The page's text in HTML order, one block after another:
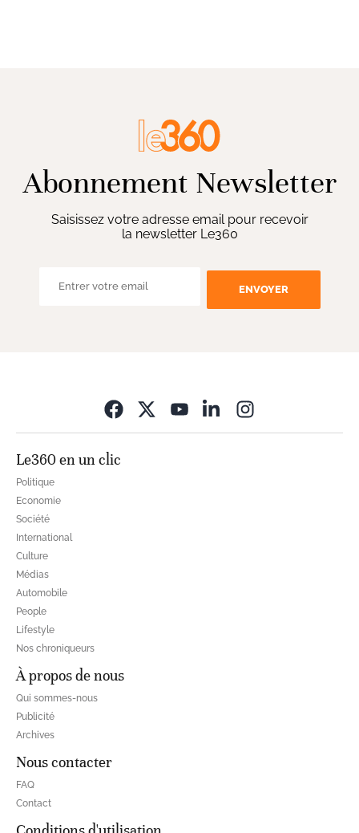
Abonnement Newsletter
Saisissez votre adresse email pour recevoir
la newsletter Le360
ENVOYER
Le360 en un clic
Politique
Economie
Société
International
Culture
Médias
Automobile
People
Lifestyle
Nos chroniqueurs
À propos de nous
Qui sommes-nous
Publicité
Archives
Nous contacter
FAQ
Contact